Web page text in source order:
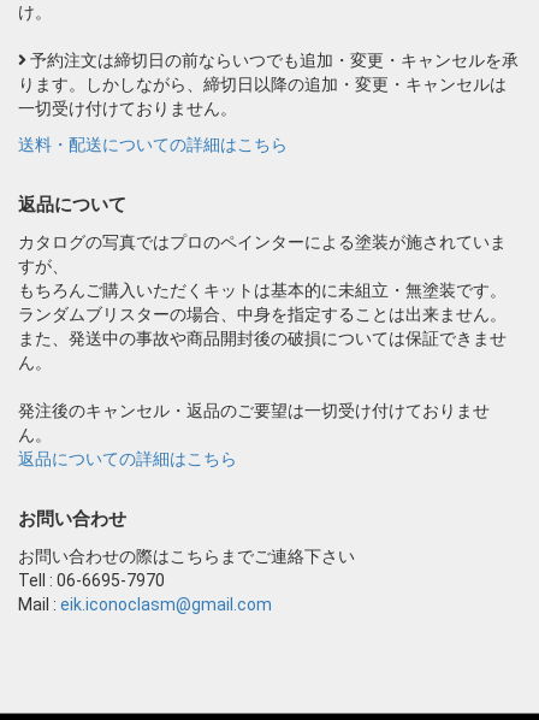
け。
予約注文は締切日の前ならいつでも追加・変更・キャンセルを承
ります。しかしながら、締切日以降の追加・変更・キャンセルは
一切受け付けておりません。
送料・配送についての詳細はこちら
返品について
カタログの写真ではプロのペインターによる塗装が施されていま
すが、
もちろんご購入いただくキットは基本的に未組立・無塗装です。
ランダムブリスターの場合、中身を指定することは出来ません。
また、発送中の事故や商品開封後の破損については保証できませ
ん。
発注後のキャンセル・返品のご要望は一切受け付けておりませ
ん。
返品についての詳細はこちら
お問い合わせ
お問い合わせの際はこちらまでご連絡下さい
Tell : 06-6695-7970
Mail : eik.iconoclasm@gmail.com